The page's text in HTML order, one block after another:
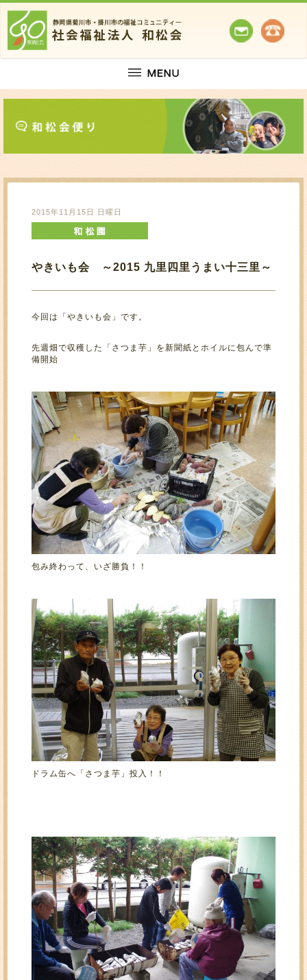
2015年11月15日 日曜日
やきいも会 ～2015 九里四里うまい十三里～
今回は「やきいも会」です。
先週畑で収穫した「さつま芋」を新聞紙とホイルに包んで準
備開始
包み終わって、いざ勝負！！
ドラム缶へ「さつま芋」投入！！